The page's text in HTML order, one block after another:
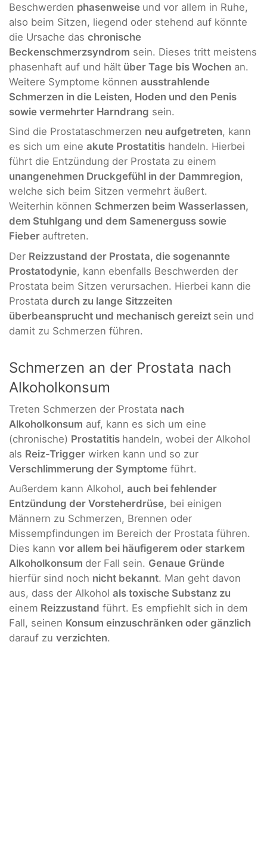
Beschwerden phasenweise und vor allem in Ruhe,
also beim Sitzen, liegend oder stehend auf könnte
die Ursache das chronische
Beckenschmerzsyndrom sein. Dieses tritt meistens
phasenhaft auf und hält über Tage bis Wochen an.
Weitere Symptome können ausstrahlende
Schmerzen in die Leisten, Hoden und den Penis
sowie vermehrter Harndrang sein.
Sind die Prostataschmerzen neu aufgetreten, kann
es sich um eine akute Prostatitis handeln. Hierbei
führt die Entzündung der Prostata zu einem
unangenehmen Druckgefühl in der Dammregion,
welche sich beim Sitzen vermehrt äußert.
Weiterhin können Schmerzen beim Wasserlassen,
dem Stuhlgang und dem Samenerguss sowie
Fieber auftreten.
Der Reizzustand der Prostata, die sogenannte
Prostatodynie, kann ebenfalls Beschwerden der
Prostata beim Sitzen verursachen. Hierbei kann die
Prostata durch zu lange Sitzzeiten
überbeansprucht und mechanisch gereizt sein und
damit zu Schmerzen führen.
Schmerzen an der Prostata nach
Alkoholkonsum
Treten Schmerzen der Prostata nach
Alkoholkonsum auf, kann es sich um eine
(chronische) Prostatitis handeln, wobei der Alkohol
als Reiz-Trigger wirken kann und so zur
Verschlimmerung der Symptome führt.
Außerdem kann Alkohol, auch bei fehlender
Entzündung der Vorsteherdrüse, bei einigen
Männern zu Schmerzen, Brennen oder
Missempfindungen im Bereich der Prostata führen.
Dies kann vor allem bei häufigerem oder starkem
Alkoholkonsum der Fall sein. Genaue Gründe
hierfür sind noch nicht bekannt. Man geht davon
aus, dass der Alkohol als toxische Substanz zu
einem Reizzustand führt. Es empfiehlt sich in dem
Fall, seinen Konsum einzuschränken oder gänzlich
darauf zu verzichten.